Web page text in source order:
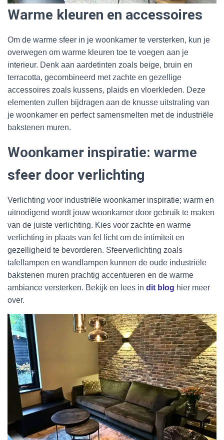
Warme kleuren en accessoires
Om de warme sfeer in je woonkamer te versterken, kun je
overwegen om warme kleuren toe te voegen aan je
interieur. Denk aan aardetinten zoals beige, bruin en
terracotta, gecombineerd met zachte en gezellige
accessoires zoals kussens, plaids en vloerkleden. Deze
elementen zullen bijdragen aan de knusse uitstraling van
je woonkamer en perfect samensmelten met de industriële
bakstenen muren.
Woonkamer inspiratie: warme
sfeer door verlichting
Verlichting voor industriële woonkamer inspiratie; warm en
uitnodigend wordt jouw woonkamer door gebruik te maken
van de juiste verlichting. Kies voor zachte en warme
verlichting in plaats van fel licht om de intimiteit en
gezelligheid te bevorderen. Sfeerverlichting zoals
tafellampen en wandlampen kunnen de oude industriële
bakstenen muren prachtig accentueren en de warme
ambiance versterken. Bekijk en lees in dit blog hier meer
over.